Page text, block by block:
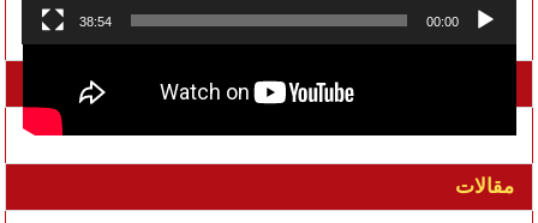
00:00
38:54
تواصل معنا على الفيسبوك
مقالات